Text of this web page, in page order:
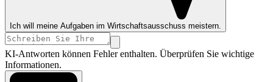
Ich will meine Aufgaben im Wirtschaftsausschuss meistern.
KI-Antworten können Fehler enthalten. Überprüfen Sie wichtige
Informationen.